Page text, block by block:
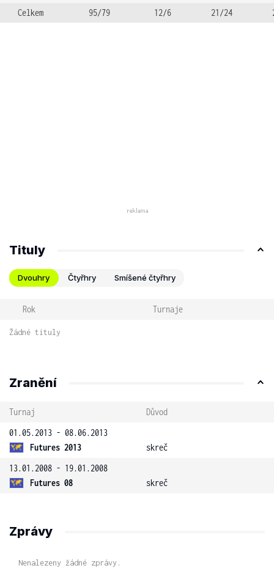
Celkem
95/79 12/6 21/24
Tituly
Dvouhry Čtyřhry Smíšené čtyřhry
Rok Turnaje
Žádné tituly
Zranění
Turnaj
Důvod
01.05.2013 - 08.06.2013
Futures 2013
skreč
13.01.2008 - 19.01.2008
Futures 08
skreč
Zprávy
Nenalezeny žádné zprávy.